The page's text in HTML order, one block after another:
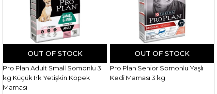
OUT OF STOCK
Pro Plan Adult Small Somonlu 3
kg Küçük Irk Yetişkin Köpek
Maması
OUT OF STOCK
Pro Plan Senior Somonlu Yaşlı
Kedi Maması 3 kg